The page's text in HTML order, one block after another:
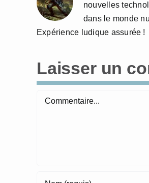
nouvelles
dans le monde
Expérience ludique assurée !
Laisser un
Commentaire